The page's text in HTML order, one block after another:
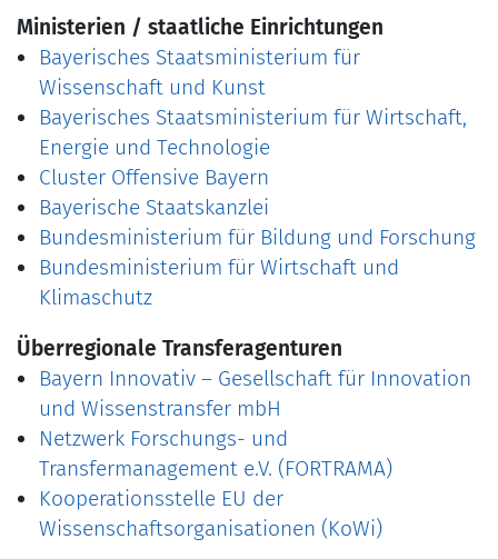
Ministerien / staatliche Einrichtungen
Bayerisches Staatsministerium für
Wissenschaft und Kunst
Bayerisches Staatsministerium für Wirtschaft,
Energie und Technologie
Cluster Offensive Bayern
Bayerische Staatskanzlei
Bundesministerium für Bildung und Forschung
Bundesministerium für Wirtschaft und
Klimaschutz
Überregionale Transferagenturen
Bayern Innovativ – Gesellschaft für Innovation
und Wissenstransfer mbH
Netzwerk Forschungs- und
Transfermanagement e.V. (FORTRAMA)
Kooperationsstelle EU der
Wissenschaftsorganisationen (KoWi)